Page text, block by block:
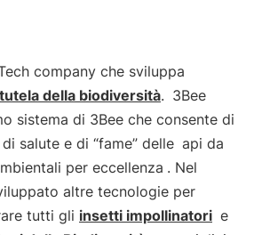
company che sviluppa
tutela della biodiversità. 3Bee
sistema di 3Bee che consente di
salute e di “fame” delle api da
per eccellenza . Nel
altre tecnologie per
tutti gli insetti impollinatori e